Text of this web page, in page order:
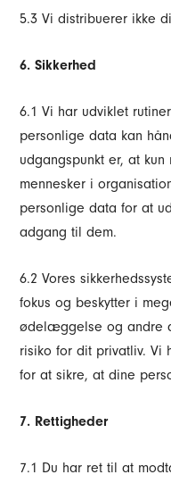
5.3 Vi distribuerer ikke
6. Sikkerhed
6.1 Vi har udviklet
personlige data kan
udgangspunkt er, at
mennesker i
personlige data for at
adgang til dem.
6.2 Vores
fokus og beskytter i
ødelæggelse og andre
risiko for dit privatliv. Vi
for at sikre, at dine
7. Rettigheder
7.1 Du har ret til at